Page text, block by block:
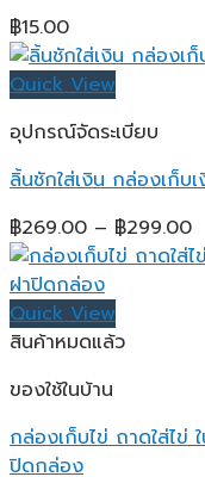
฿15.00
Quick View
อุปกรณ์จัดระเบียบ
ลิ้นชักใส่เงิน กล่องเก็บ
฿269.00 – ฿299.00
Quick View
สินค้าหมดแล้ว
ของใช้ในบ้าน
กล่องเก็บไข่ ถาดใส่ไข่
ปิดกล่อง